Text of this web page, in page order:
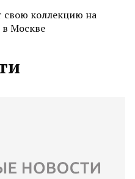
коллекцию на
в Москве